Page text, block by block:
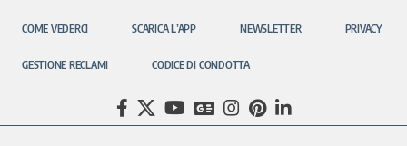
COME VEDERCI SCARICA L’APP NEWSLETTER PRIVACY
GESTIONE RECLAMI CODICE DI CONDOTTA